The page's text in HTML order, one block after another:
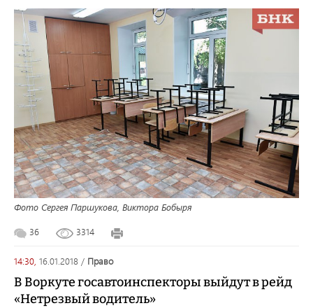
Фото Сергея Паршукова, Виктора Бобыря
36 3314
14:30, 16.01.2018 / право
В Воркуте госавтоинспекторы выйдут в рейд
«Нетрезвый водитель»